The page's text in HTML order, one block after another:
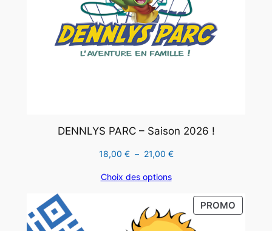
DENNLYS PARC – Saison 2026 !
18,00 € – 21,00 €Plage
21,00 €
Choix des options
PROMO
EN